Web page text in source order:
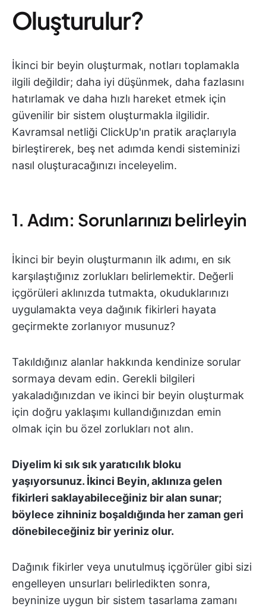
Oluşturulur?
İkinci bir beyin oluşturmak, notları toplamakla
ilgili değildir; daha iyi düşünmek, daha fazlasını
hatırlamak ve daha hızlı hareket etmek için
güvenilir bir sistem oluşturmakla ilgilidir.
Kavramsal netliği ClickUp'ın pratik araçlarıyla
birleştirerek, beş net adımda kendi sisteminizi
nasıl oluşturacağınızı inceleyelim.
1. Adım: Sorunlarınızı belirleyin
İkinci bir beyin oluşturmanın ilk adımı, en sık
karşılaştığınız zorlukları belirlemektir. Değerli
içgörüleri aklınızda tutmakta, okuduklarınızı
uygulamakta veya dağınık fikirleri hayata
geçirmekte zorlanıyor musunuz?
Takıldığınız alanlar hakkında kendinize sorular
sormaya devam edin. Gerekli bilgileri
yakaladığınızdan ve ikinci bir beyin oluşturmak
için doğru yaklaşımı kullandığınızdan emin
olmak için bu özel zorlukları not alın.
Diyelim ki sık sık yaratıcılık bloku
yaşıyorsunuz. İkinci Beyin, aklınıza gelen
fikirleri saklayabileceğiniz bir alan sunar;
böylece zihniniz boşaldığında her zaman geri
dönebileceğiniz bir yeriniz olur.
Dağınık fikirler veya unutulmuş içgörüler gibi sizi
engelleyen unsurları belirledikten sonra,
beyninize uygun bir sistem tasarlama zamanı